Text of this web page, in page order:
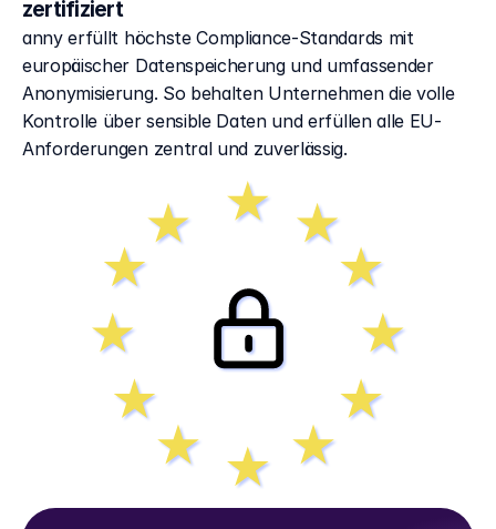
zertifiziert
anny erfüllt höchste Compliance-Standards mit
europäischer Datenspeicherung und umfassender
Anonymisierung. So behalten Unternehmen die volle
Kontrolle über sensible Daten und erfüllen alle EU-
Anforderungen zentral und zuverlässig.